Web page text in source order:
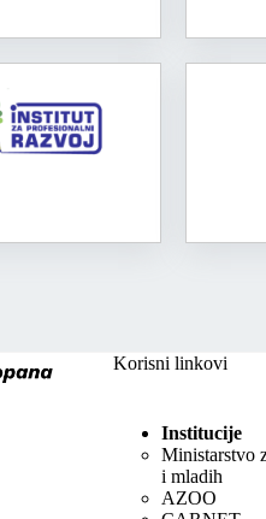
Korisni linkovi
Institucije
Ministarstvo
i mladih
AZOO